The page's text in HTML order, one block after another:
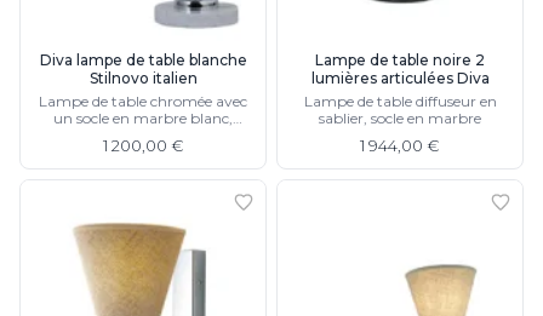
Diva lampe de table blanche
Stilnovo italien
Lampe de table chromée avec
un socle en marbre blanc,
1 200,00 €
Lampe de table noire 2
lumières articulées Diva
Lampe de table diffuseur en
sablier, socle en marbre
1 944,00 €